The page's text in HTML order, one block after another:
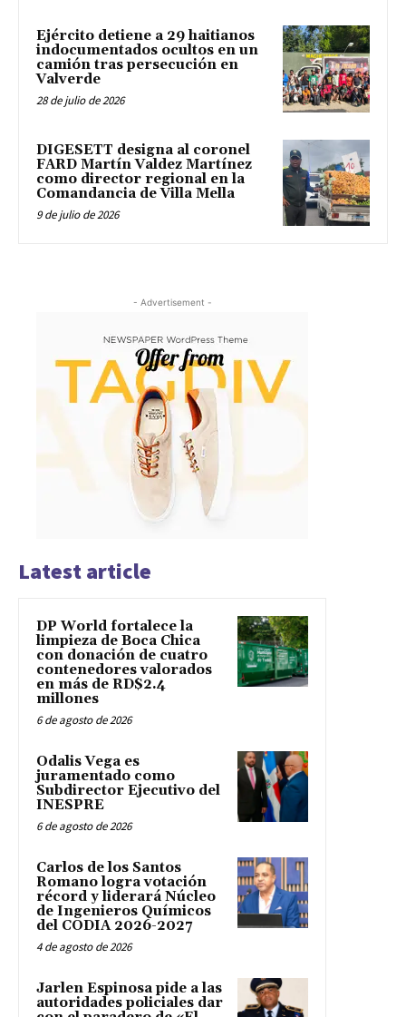
Ejército detiene a 29 haitianos
indocumentados ocultos en un
camión tras persecución en
Valverde
28 de julio de 2026
DIGESETT designa al coronel
FARD Martín Valdez Martínez
como director regional en la
Comandancia de Villa Mella
9 de julio de 2026
- Advertisement -
Latest article
DP World fortalece la
limpieza de Boca Chica
con donación de cuatro
contenedores valorados
en más de RD$2.4
millones
6 de agosto de 2026
Odalis Vega es
juramentado como
Subdirector Ejecutivo del
INESPRE
6 de agosto de 2026
Carlos de los Santos
Romano logra votación
récord y liderará Núcleo
de Ingenieros Químicos
del CODIA 2026-2027
4 de agosto de 2026
Jarlen Espinosa pide a las
autoridades policiales dar